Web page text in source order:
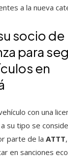
a la nueva
socio de
para
en
con una
su tipo se
parte de la ATTT
en sanciones